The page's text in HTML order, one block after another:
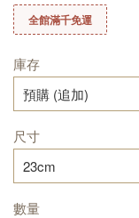
全館滿千免運
庫存
尺寸
數量